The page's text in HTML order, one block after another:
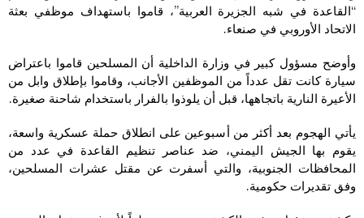
“القاعدة في شبه الجزيرة العربية”، قاموا باستهداف موظفي بعثة
الاتحاد الأوروبي في صنعاء.
وأوضح مسؤول كبير في وزارة الداخلية أن المسلحين قاموا باعتراض
سيارة كانت تقل عدداً من الموظفين الأجانب، وقاموا بإطلاق وابل من
الأعيرة النارية باتجاهها، قبل أن يلوذوا بالفرار باستخدام شاحنة صغيرة.
يأتي الهجوم بعد أكثر من أسبوعين على انطلاق حملة عسكرية واسعة،
يقوم بها الجيش اليمني، ضد عناصر تنظيم القاعدة في عدد من
المحافظات الجنوبية، والتي أسفرت عن مقتل عشرات المسلحين،
وفق تقديرات حكومية.